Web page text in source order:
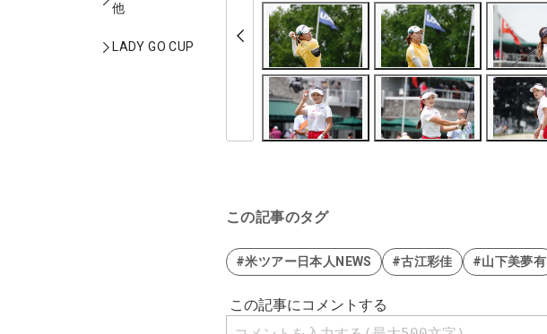
他
LADY GO CUP
この記事のタグ
#米ツアー日本人NEWS #古江彩佳 #山下美夢有